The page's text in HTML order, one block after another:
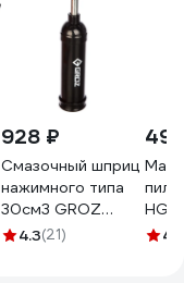
928 ₽
Смазочный шприц
нажимного типа
30см3 GROZ
GR43100 - G6P
4.3(21)
пил
4.7